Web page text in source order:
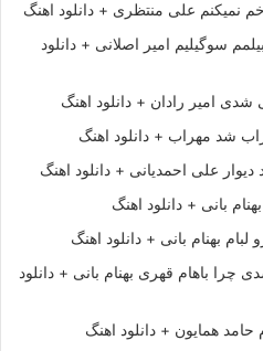
نمیکنم علی منتظری + دانلود اهنگ
سوگیلیم امیر اصلانی + دانلود
امیر رادان + دانلود اهنگ
شد مهراب + دانلود اهنگ
علی احمدیانی + دانلود اهنگ
بانی + دانلود اهنگ
بهنام بانی + دانلود اهنگ
باهام قهری بهنام بانی + دانلود
همایون + دانلود اهنگ